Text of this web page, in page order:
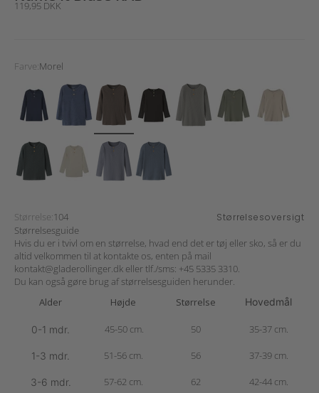
Salgspris
119,95 DKK
Farve:Morel
Størrelse:104 Størrelsesoversigt
Størrelsesguide
Hvis du er i tvivl om en størrelse, hvad end det er tøj eller sko, så er du
altid velkommen til at kontakte os, enten på mail
kontakt@gladerollinger.dk eller tlf./sms: +45 5335 3310.
Du kan også gøre brug af størrelsesguiden herunder.
Alder
Højde Størrelse Hovedmål
0-1 mdr. 45-50 cm. 50 35-37 cm.
1-3 mdr. 51-56 cm. 56 37-39 cm.
3-6 mdr. 57-62 cm. 62 42-44 cm.